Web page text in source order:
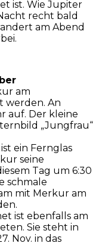
ist. Wie Jupiter
recht bald
am Abend
am
werden. An
auf. Der kleine
„Jungfrau“
ein Fernglas
seine
Tag um 6:30
schmale
mit Merkur am
ist ebenfalls am
Sie steht in
Nov. in das